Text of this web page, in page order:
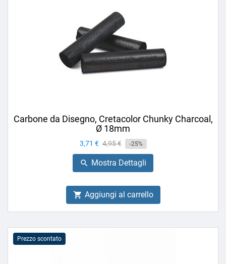
Carbone da Disegno, Cretacolor Chunky Charcoal,
Ø 18mm
Prezzo
3,71 € Prezzo
base
4,95 € -25%
 Mostra Dettagli
 Aggiungi al carrello
Prezzo scontato